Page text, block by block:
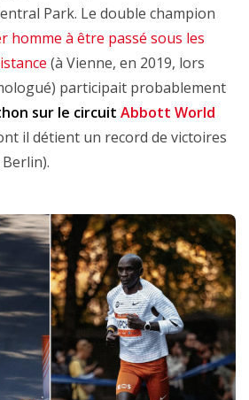
Park. Le double champion
homme à être passé sous les
(à Vienne, en 2019, lors
participait probablement
sur le circuit Abbott World
il détient un record de victoires